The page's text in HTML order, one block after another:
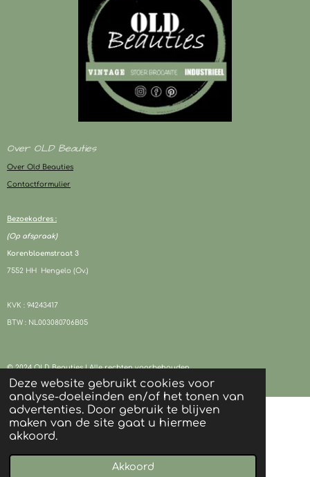
Deze website gebruikt cookies voor
analyse-doeleinden en/of het tonen van
advertenties. Door gebruik te blijven
maken van de site gaat u hiermee
akkoord.
Akkoord
Over OLD Beauties
Over Old Beauties
Contactformulier
Bezoekadres :
(Op afspraak)
Korenbloemstraat 3
7552 HH Hengelo (Ov.)
KVK : 94243417
BTW : NL003080706B05
© 2024 OLD Beauties I Alle rechten voorbehouden
Powered by JouwWeb